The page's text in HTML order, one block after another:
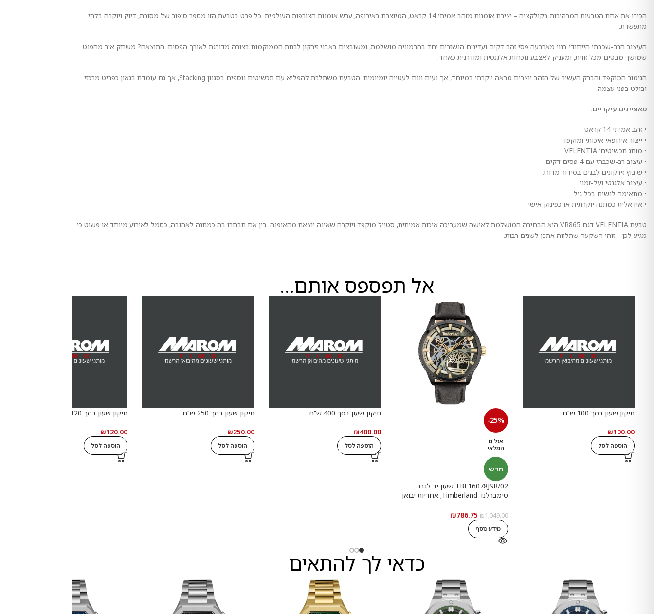
הכירו את אחת הטבעות המרהיבות בקולקציה – יצירת אומנות מזהב אמיתי 14 קראט, המיוצרת באירופה, ערש אומנות הצורפות העולמית. כל פרט בטבעת הזו מספר סיפור של מסורת, דיוק ויוקרה בלתי
מתפשרת.
העיצוב הרב-שכבתי הייחודי בנוי מארבעה פסי זהב דקים ועדינים הנשזרים יחד בהרמוניה מושלמת, ומשובצים באבני זירקון לבנות הממוקמות בצורה מדורגת לאורך הפסים. התוצאה? משחק אור מהפנט
שמושך מבטים מכל זווית, ומעניק לאצבע נוכחות אלגנטית ומודרנית כאחד.
הגימור המוקפד והברק העשיר של הזהב יוצרים מראה יוקרתי במיוחד, אך נעים ונוח לעטייה יומיומית. הטבעת משתלבת להפליא עם תכשיטים נוספים בסגנון Stacking, אך גם עומדת בגאון כפריט מרכזי
ובולט בפני עצמה.
מאפיינים עיקריים:
• זהב אמיתי 14 קראט
• ייצור אירופאי איכותי ומוקפד
• מותג תכשיטים: VELENTIA
• עיצוב רב-שכבתי עם 4 פסים דקים
• שיבוץ זירקונים לבנים בסידור מדורג
• עיצוב אלגנטי ועל-זמני
• מתאימה לנשים בכל גיל
• אידאלית כמתנה יוקרתית או כפינוק אישי
טבעת VELENTIA דגם VR865 היא הבחירה המושלמת לאישה שמעריכה איכות אמיתית, סטייל מוקפד ויוקרה שאינה יוצאת מהאופנה. בין אם תבחרו בה כמתנה לאהובה, כסמל לאירוע מיוחד או פשוט כי
מגיע לכן – זוהי השקעה שתלווה אתכן לשנים רבות.
אל תפספס אותם...
תיקון שעון בסך 100 ש"ח
₪100.00
הוספה לסל
-25%
אזל מ
המלאי
חדש
TBL16078JSB/02 שעון יד לגבר
טימברלנד Timberland, אחריות יבואן
₪1,049.00
₪786.75
מידע נוסף
תיקון שעון בסך 400 ש"ח
₪400.00
הוספה לסל
תיקון שעון בסך 250 ש"ח
₪250.00
הוספה לסל
תיקון שעון בסך 120 ש"ח
₪120.00
הוספה לסל
כדאי לך להתאים